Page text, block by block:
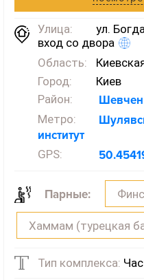
Улица:
ул.
вход со двора
Область:
Город:
Киев
Район:
Метро:
институт
GPS:
Парные:
Хаммам (турецкая
Тип комплекса: